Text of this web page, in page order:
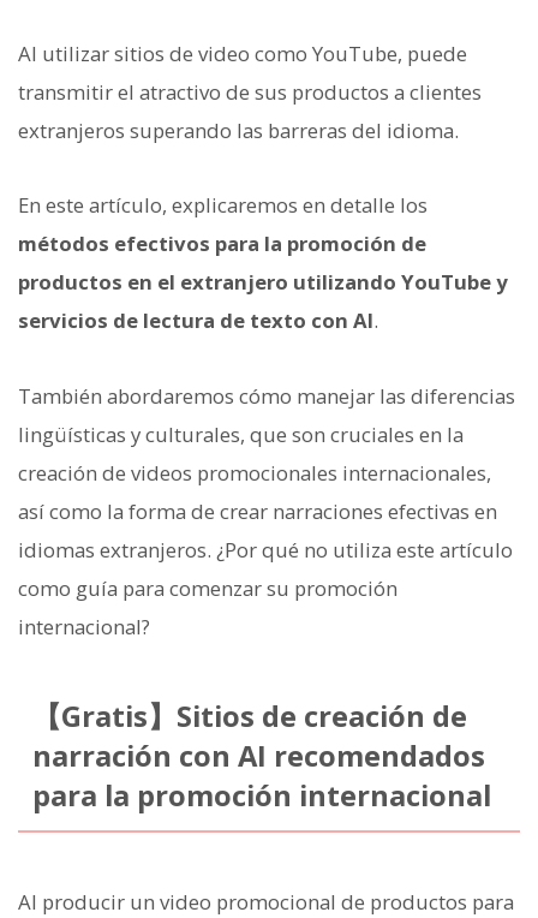
Al utilizar sitios de video como YouTube, puede
transmitir el atractivo de sus productos a clientes
extranjeros superando las barreras del idioma.
En este artículo, explicaremos en detalle los
métodos efectivos para la promoción de
productos en el extranjero utilizando YouTube y
servicios de lectura de texto con AI.
También abordaremos cómo manejar las diferencias
lingüísticas y culturales, que son cruciales en la
creación de videos promocionales internacionales,
así como la forma de crear narraciones efectivas en
idiomas extranjeros. ¿Por qué no utiliza este artículo
como guía para comenzar su promoción
internacional?
【Gratis】Sitios de creación de
narración con AI recomendados
para la promoción internacional
Al producir un video promocional de productos para